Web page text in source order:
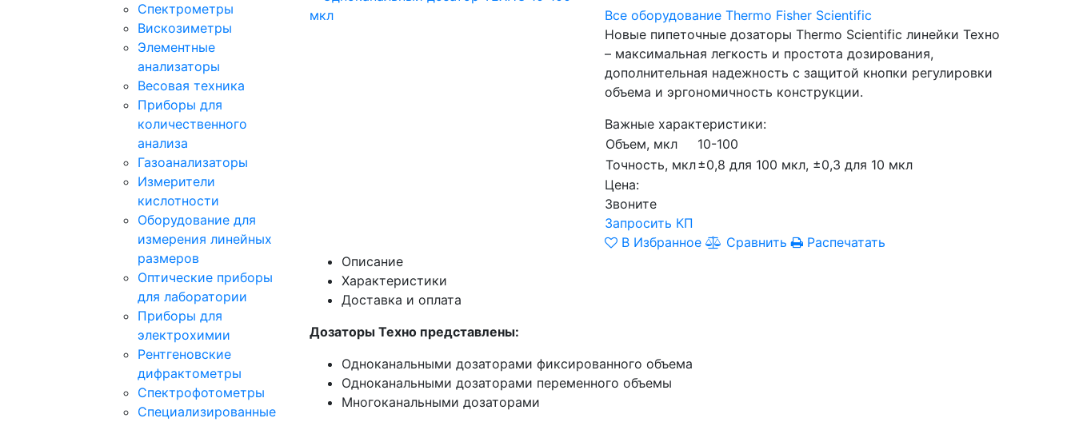
Спектрометры
Вискозиметры
Элементные
анализаторы
Весовая техника
Приборы для
количественного
анализа
Газоанализаторы
Измерители
кислотности
Оборудование для
измерения линейных
размеров
Оптические приборы
для лаборатории
Приборы для
электрохимии
Рентгеновские
дифрактометры
Спектрофотометры
Специализированные
Все оборудование Thermo Fisher Scientific
Новые пипеточные дозаторы Thermo Scientific линейки Техно
– максимальная легкость и простота дозирования,
дополнительная надежность с защитой кнопки регулировки
объема и эргономичность конструкции.
Важные характеристики:
Объем, мкл
10-100
Точность, мкл±0,8 для 100 мкл, ±0,3 для 10 мкл
Цена:
Звоните
Запросить КП
В Избранное
Сравнить
Распечатать
Описание
Характеристики
Доставка и оплата
Дозаторы Техно представлены:
Одноканальными дозаторами фиксированного объема
Одноканальными дозаторами переменного объемы
Многоканальными дозаторами